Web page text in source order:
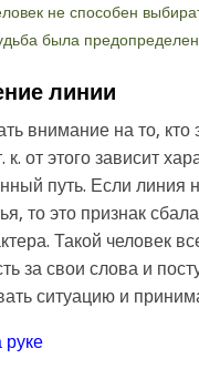
не способен
была
линии
внимание на то, кто
к. от этого зависит
путь. Если линия
то это признак
Такой человек
за свои слова и
ситуацию и